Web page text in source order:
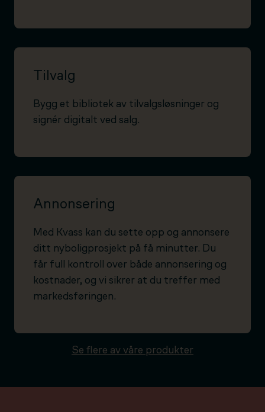
Tilvalg
Bygg et bibliotek av tilvalgsløsninger og
signér digitalt ved salg.
Annonsering
Med Kvass kan du sette opp og annonsere
ditt nyboligprosjekt på få minutter. Du
får full kontroll over både annonsering og
kostnader, og vi sikrer at du treffer med
markedsføringen.
Se flere av våre produkter